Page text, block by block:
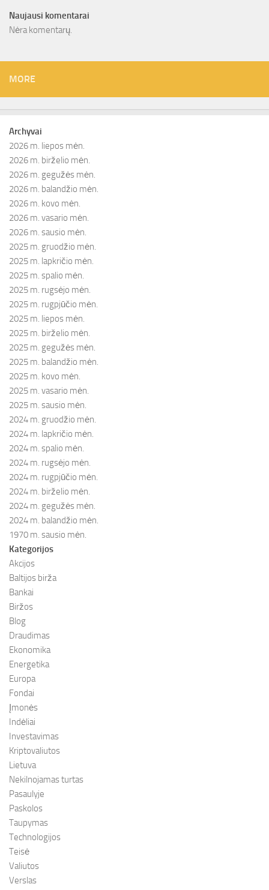
Naujausi komentarai
Nėra komentarų.
MORE
Archyvai
2026 m. liepos mėn.
2026 m. birželio mėn.
2026 m. gegužės mėn.
2026 m. balandžio mėn.
2026 m. kovo mėn.
2026 m. vasario mėn.
2026 m. sausio mėn.
2025 m. gruodžio mėn.
2025 m. lapkričio mėn.
2025 m. spalio mėn.
2025 m. rugsėjo mėn.
2025 m. rugpjūčio mėn.
2025 m. liepos mėn.
2025 m. birželio mėn.
2025 m. gegužės mėn.
2025 m. balandžio mėn.
2025 m. kovo mėn.
2025 m. vasario mėn.
2025 m. sausio mėn.
2024 m. gruodžio mėn.
2024 m. lapkričio mėn.
2024 m. spalio mėn.
2024 m. rugsėjo mėn.
2024 m. rugpjūčio mėn.
2024 m. birželio mėn.
2024 m. gegužės mėn.
2024 m. balandžio mėn.
1970 m. sausio mėn.
Kategorijos
Akcijos
Baltijos birža
Bankai
Biržos
Blog
Draudimas
Ekonomika
Energetika
Europa
Fondai
Įmonės
Indėliai
Investavimas
Kriptovaliutos
Lietuva
Nekilnojamas turtas
Pasaulyje
Paskolos
Taupymas
Technologijos
Teisė
Valiutos
Verslas